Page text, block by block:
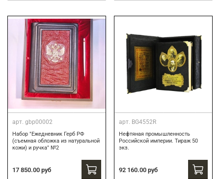
арт. gbp00002
Набор "Ежедневник Герб РФ
(съемная обложка из натуральной
кожи) и ручка" №2
17 850.00 руб
арт. BG4552R
Нефтяная промышленность
Российской империи. Тираж 50
экз.
92 160.00 руб